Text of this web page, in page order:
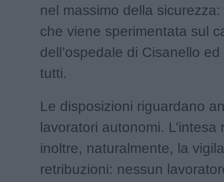
nel massimo della
che viene sperimentata sul
dell’ospedale di Cisanello
tutti.
Le disposizioni riguardano
lavoratori autonomi. L’intesa
inoltre, naturalmente, la
retribuzioni: nessun